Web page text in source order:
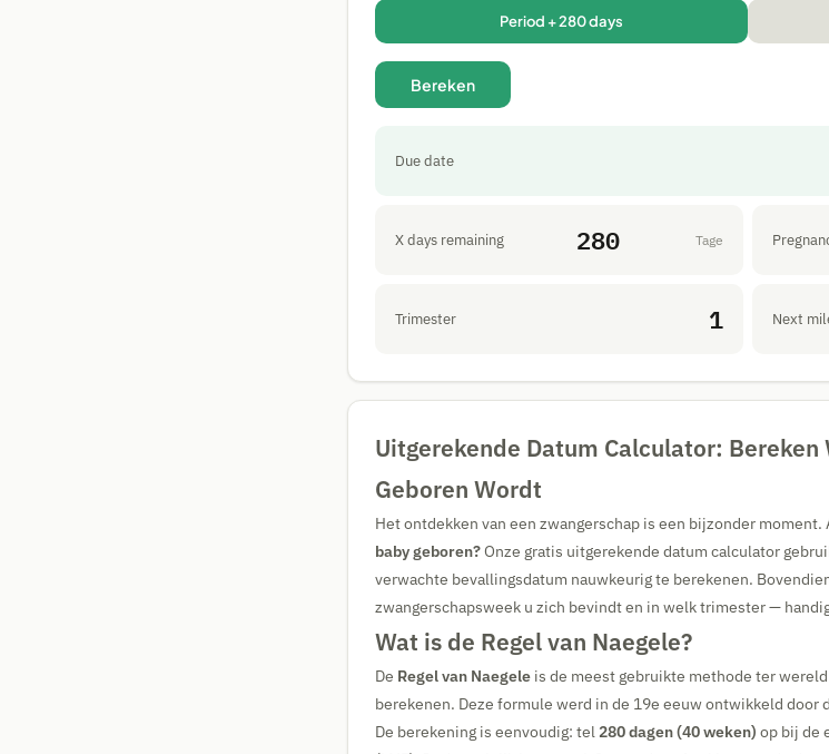
Period + 280 days
Bereken
Due date
X days remaining 280 Tage
Trimester 1 Next
Uitgerekende Datum Calculator: Bereken
Geboren Wordt
Het ontdekken van een zwangerschap is een bijzonder moment.
baby geboren?Onze gratis uitgerekende datum calculator
verwachte bevallingsdatum nauwkeurig te berekenen.
zwangerschapsweek u zich bevindt en in welk trimester —
Wat is de Regel van Naegele?
De Regel van Naegele is de meest gebruikte methode ter
berekenen. Deze formule werd in de 19e eeuw ontwikkeld door
De berekening is eenvoudig: tel 280 dagen (40 weken) op bij de